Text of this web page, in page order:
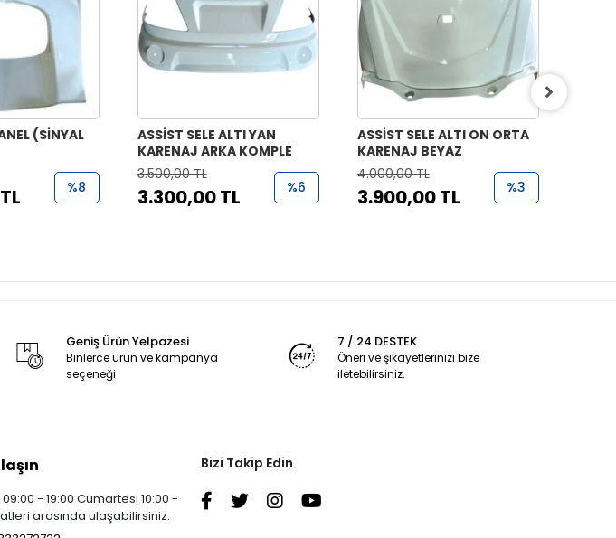
(SİNYAL
%8
ASSİST SELE ALTI YAN
KARENAJ ARKA KOMPLE
3.500,00 TL
3.300,00 TL %6
ASSİST SELE ALTI ON ORTA
KARENAJ BEYAZ
4.000,00 TL
3.900,00 TL %3
Geniş Ürün Yelpazesi
Binlerce ürün ve kampanya
seçeneği
7 / 24 DESTEK
Öneri ve şikayetlerinizi bize
iletebilirsiniz.
- 19:00 Cumartesi 10:00 -
arasında ulaşabilirsiniz.
Bizi Takip Edin